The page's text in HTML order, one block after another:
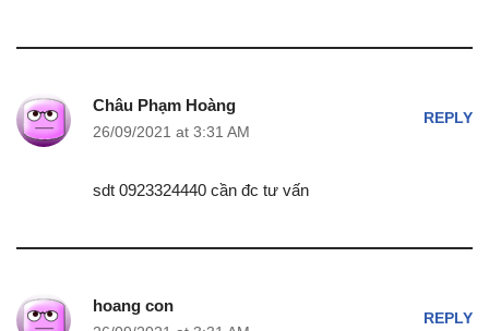
Châu Phạm Hoàng
26/09/2021 at 3:31 AM
REPLY
sdt 0923324440 cần đc tư vấn
hoang con
REPLY